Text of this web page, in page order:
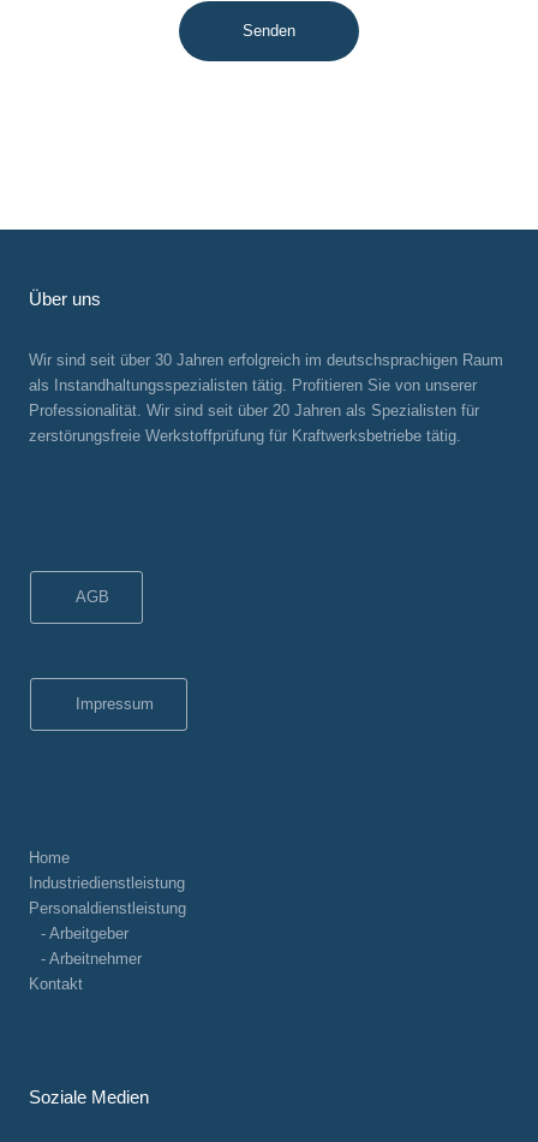
Über uns
Wir sind seit über 30 Jahren erfolgreich im deutschsprachigen Raum
als Instandhaltungsspezialisten tätig. Profitieren Sie von unserer
Professionalität. Wir sind seit über 20 Jahren als Spezialisten für
zerstörungsfreie Werkstoffprüfung für Kraftwerksbetriebe tätig.
AGB
Impressum
Home
Industriedienstleistung
Personaldienstleistung
- Arbeitgeber
- Arbeitnehmer
Kontakt
Soziale Medien